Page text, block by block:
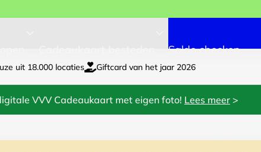
Saldo checken
uit 18.000 locaties Giftcard van het jaar 2026
VVV Cadeaukaart met eigen foto! Lees meer >